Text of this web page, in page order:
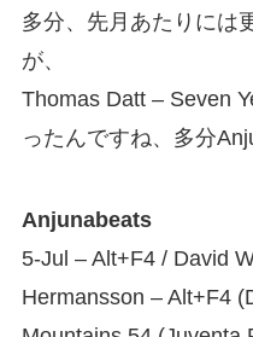
多分、先月あたりには
が、
Thomas Datt – Seven
ったんですね、多分
Anjunabeats
5-Jul – Alt+F4 / David
Hermansson – Alt+F4